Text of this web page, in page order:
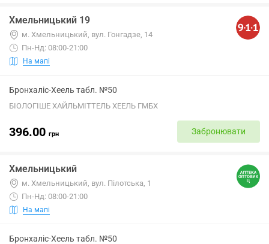
Хмельницький 19
м. Хмельницький, вул. Гонгадзе, 14
Пн-Нд: 08:00-21:00
На мапі
Бронхаліс-Хеель табл. №50
БІОЛОГІШЕ ХАЙЛЬМІТТЕЛЬ ХЕЕЛЬ ГМБХ
396.00 грн Забронювати
Хмельницький
м. Хмельницький, вул. Пілотська, 1
Пн-Нд: 08:00-21:00
На мапі
Бронхаліс-Хеель табл. №50